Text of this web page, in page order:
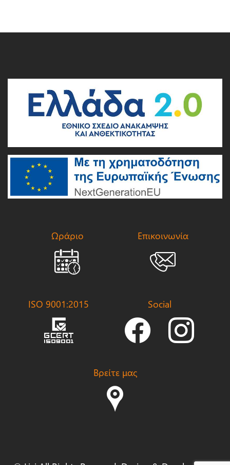
Ωράριο Επικοινωνία
ISO 9001:2015 Social
Βρείτε μας